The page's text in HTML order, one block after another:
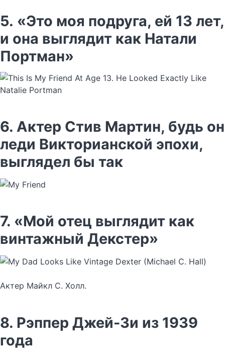
5. «Это моя подруга, ей 13 лет,
и она выглядит как Натали
Портман»
6. Актер Стив Мартин, будь он
леди Викторианской эпохи,
выглядел бы так
7. «Мой отец выглядит как
винтажный Декстер»
Актер Майкл С. Холл.
8. Рэппер Джей-Зи из 1939
года